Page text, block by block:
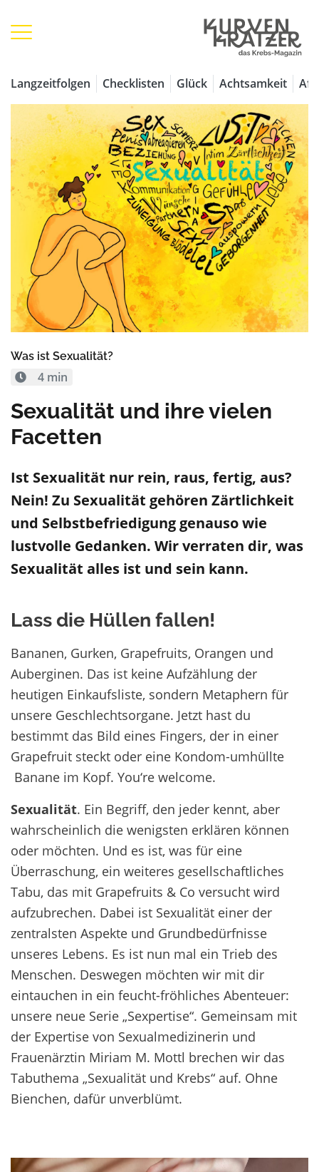
Langzeitfolgen Checklisten Glück Achtsamkeit
Was ist Sexualität?
4 min
Sexualität und ihre vielen
Facetten
Ist Sexualität nur rein, raus, fertig, aus?
Nein! Zu Sexualität gehören Zärtlichkeit
und Selbstbefriedigung genauso wie
lustvolle Gedanken. Wirverraten dir, was
Sexualität alles ist und sein kann.
Lass die Hüllen fallen!
Bananen, Gurken, Grapefruits, Orangen und
Auberginen. Das ist keine Aufzählung der
heutigen Einkaufsliste, sondern Metaphern für
unsere Geschlechtsorgane. Jetzt hast du
bestimmt das Bild eines Fingers, der in einer
Grapefruit steckt oder eine Kondom-umhüllte
Banane im Kopf. You‘re welcome.
Sexualität. Ein Begriff, den jeder kennt, aber
wahrscheinlich die wenigsten erklären können
oder möchten. Und es ist, was für eine
Überraschung, ein weiteres gesellschaftliches
Tabu, das mit Grapefruits & Co versucht wird
aufzubrechen. Dabei ist Sexualität einer der
zentralsten Aspekte und Grundbedürfnisse
unseres Lebens. Es ist nun mal ein Trieb des
Menschen. Deswegen möchten wir mit dir
eintauchen in ein feucht-fröhliches Abenteuer:
unsere neue Serie „Sexpertise“. Gemeinsam mit
der Expertise von Sexualmedizinerin und
Frauenärztin Miriam M. Mottl brechen wir das
Tabuthema „Sexualität und Krebs“ auf. Ohne
Bienchen, dafür unverblümt.